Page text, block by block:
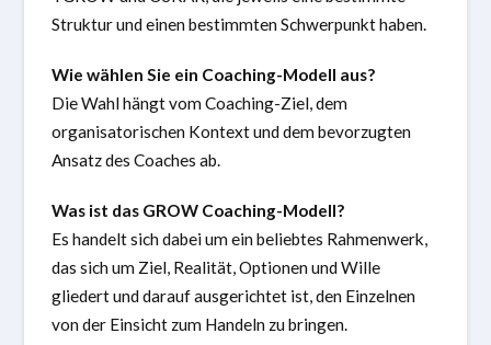
Struktur und einen bestimmten Schwerpunkt haben.
Wie wählen Sie ein Coaching-Modell aus?
Die Wahl hängt vom Coaching-Ziel, dem
organisatorischen Kontext und dem bevorzugten
Ansatz des Coaches ab.
Was ist das GROW Coaching-Modell?
Es handelt sich dabei um ein beliebtes Rahmenwerk,
das sich um Ziel, Realität, Optionen und Wille
gliedert und darauf ausgerichtet ist, den Einzelnen
von der Einsicht zum Handeln zu bringen.